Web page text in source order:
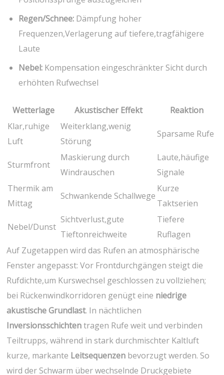
Regen/Schnee: Dämpfung hoher
Frequenzen,Verlagerung auf tiefere,tragfähigere
Laute
Nebel: Kompensation eingeschränkter Sicht durch‌
erhöhten Rufwechsel
Wetterlage Akustischer Effekt
Reaktion
Klar,ruhige
Luft
Weiterklang,wenig
Störung
Sparsame Rufe
Sturmfront
Maskierung durch
Windrauschen
Laute,häufige
Signale
Thermik am
Mittag
Schwankende Schallwege
Kurze
Taktserien
Nebel/Dunst
Sichtverlust,gute
Tieftonreichweite
Tiefere
Ruflagen
Auf Zugetappen ⁤wird das Rufen an atmosphärische​
Fenster angepasst: Vor Frontdurchgängen steigt die
Rufdichte,um ‌Kurswechsel ⁣geschlossen zu ‌vollziehen;
bei Rückenwindkorridoren ‌genügt eine niedrige
⁣akustische Grundlast. In nächtlichen​
Inversionsschichten⁢tragen Rufe weit und verbinden
Teiltrupps,​ während in stark ‌durchmischter​ Kaltluft
kurze, markante Leitsequenzen bevorzugt ‍werden. So
wird der Schwarm über ‌wechselnde Druckgebiete